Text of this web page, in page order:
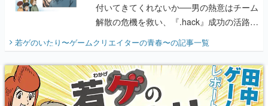
付いてきてくれないか──男の熱意はチーム
解散の危機を救い、『.hack』成功の活路を
『少年ジャンプ』色だった【若ゲのいた
り】
若ゲのいたり〜ゲームクリエイターの青春〜の記事一覧